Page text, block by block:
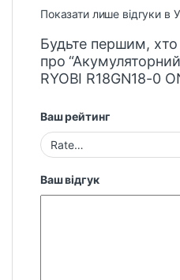
Показати лише відгуки в
Будьте першим, хто
про
RYOBI R18GN18-0
Ваш рейтинг
Ваш відгук